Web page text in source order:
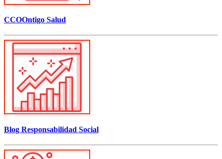
CCOOntigo Salud
Blog Responsabilidad Social